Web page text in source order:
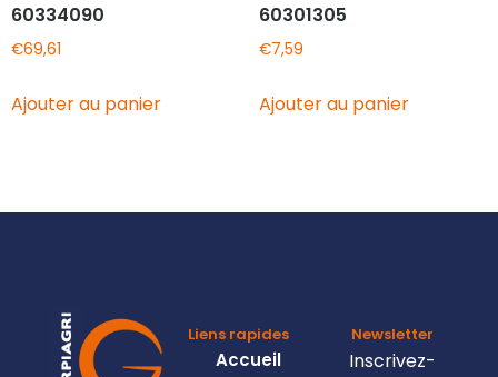
60334090
€69,61
Ajouter au panier
60301305
€7,59
Ajouter au panier
Liens rapides
Accueil
Newsletter
Inscrivez-